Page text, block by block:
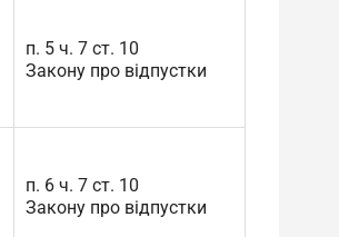
п. 5 ч. 7 ст. 10
Закону про відпустки
п. 6 ч. 7 ст. 10
Закону про відпустки